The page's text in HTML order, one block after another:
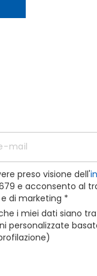
preso visione dell'
679 e acconsento al
di marketing *
i miei dati siano
personalizzate